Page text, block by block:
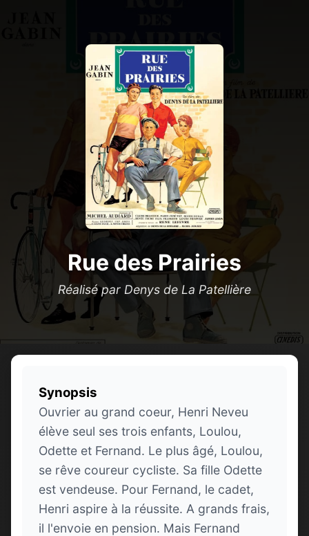
Rue des Prairies
Réalisé par Denys de La Patellière
Synopsis
Ouvrier au grand coeur, Henri Neveu
élève seul ses trois enfants, Loulou,
Odette et Fernand. Le plus âgé, Loulou,
se rêve coureur cycliste. Sa fille Odette
est vendeuse. Pour Fernand, le cadet,
Henri aspire à la réussite. A grands frais,
il l'envoie en pension. Mais Fernand